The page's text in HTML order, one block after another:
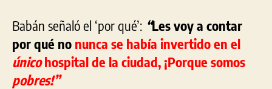
Babán señaló el ‘por qué’: “Les voy a contar
por qué no nunca se había invertido en el
únicohospital de la ciudad, ¡Porque somos
pobres!”